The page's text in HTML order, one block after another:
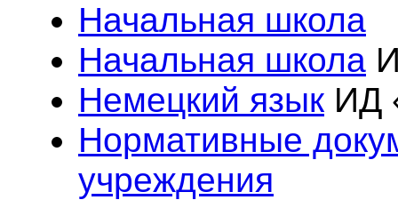
Начальная школа
Начальная школа
Немецкий язык ИД
Нормативные
учреждения